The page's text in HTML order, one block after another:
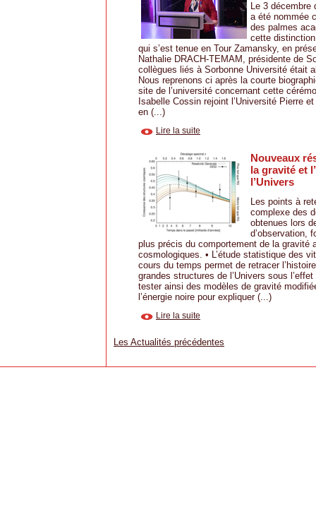
Le 3 décembre
a été nommée
des palmes
cette distinction
qui s’est tenue en Tour Zamansky, en
Nathalie DRACH-TEMAM, présidente de
collègues liés à Sorbonne Université était
Nous reprenons ci après la courte
site de l’université concernant cette
Isabelle Cossin rejoint l’Université Pierre
en (...)
Lire la suite
Nouveaux
la gravité et
l’Univers
Les points à
complexe des
obtenues lors
d’observation,
plus précis du comportement de la gravité
cosmologiques. • L’étude statistique des
cours du temps permet de retracer
grandes structures de l’Univers sous
tester ainsi des modèles de gravité
l’énergie noire pour expliquer (...)
Lire la suite
Les Actualités précédentes